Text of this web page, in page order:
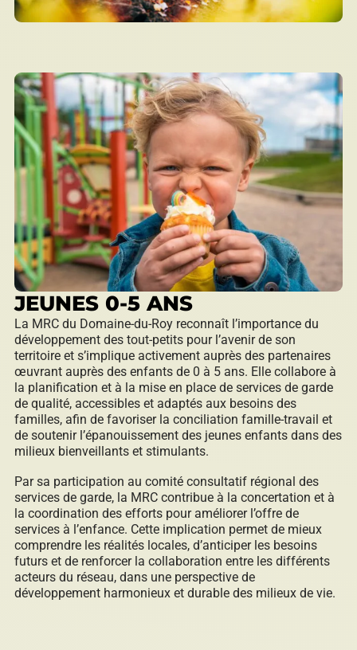
JEUNES 0-5 ANS
La MRC du Domaine-du-Roy reconnaît l’importance du
développement des tout-petits pour l’avenir de son
territoire et s’implique activement auprès des partenaires
œuvrant auprès des enfants de 0 à 5 ans. Elle collabore à
la planification et à la mise en place de services de garde
de qualité, accessibles et adaptés aux besoins des
familles, afin de favoriser la conciliation famille-travail et
de soutenir l’épanouissement des jeunes enfants dans des
milieux bienveillants et stimulants.
Par sa participation au comité consultatif régional des
services de garde, la MRC contribue à la concertation et à
la coordination des efforts pour améliorer l’offre de
services à l’enfance. Cette implication permet de mieux
comprendre les réalités locales, d’anticiper les besoins
futurs et de renforcer la collaboration entre les différents
acteurs du réseau, dans une perspective de
développement harmonieux et durable des milieux de vie.